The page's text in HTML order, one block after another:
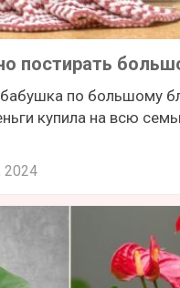
постирать
по большому
купила на всю
2024